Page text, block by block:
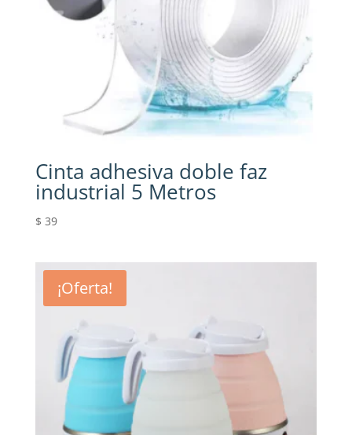
Cinta adhesiva doble faz
industrial 5 Metros
$ 39
¡Oferta!